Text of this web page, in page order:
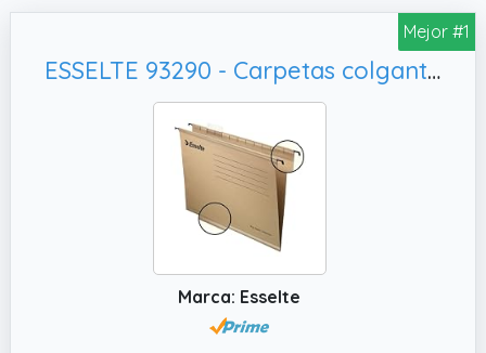
Mejor #1
ESSELTE 93290 - Carpetas colgantes Kraft natural 230 gr. acceso vertical visor corto rígido lomo V DIN A4 (caja 50 ud.) color natural
Marca: Esselte